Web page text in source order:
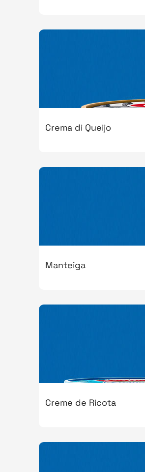
Crema di Queijo
Manteiga
Creme de Ricota